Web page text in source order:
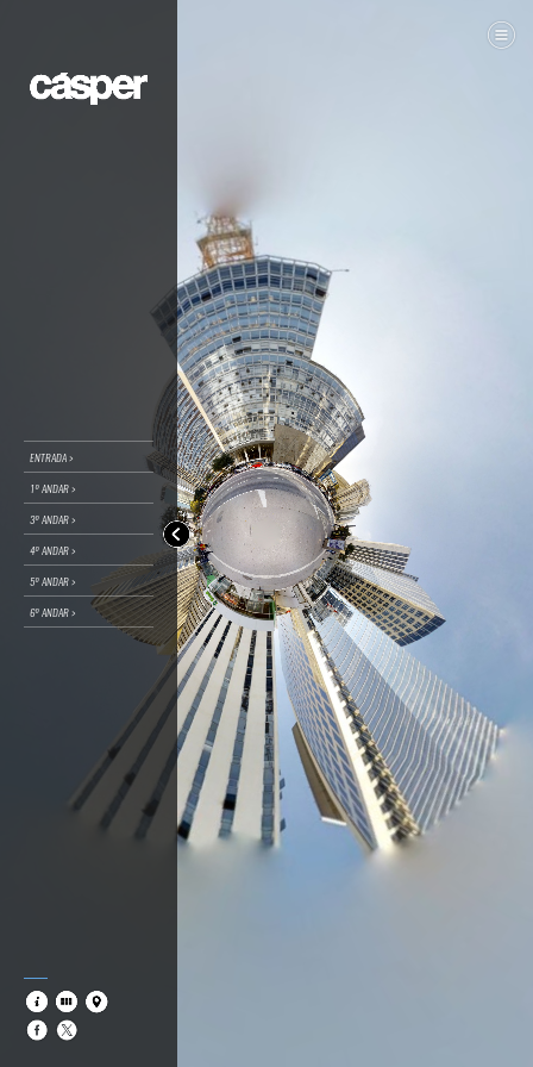
ENTRADA >
1º ANDAR >
3º ANDAR >
4º ANDAR >
5º ANDAR >
6º ANDAR >